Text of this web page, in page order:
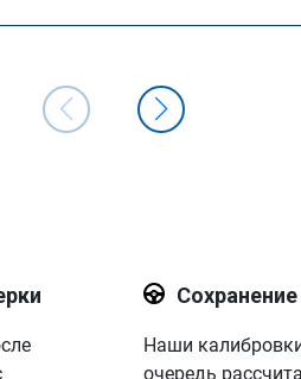
Сохранение
Наши
очередь